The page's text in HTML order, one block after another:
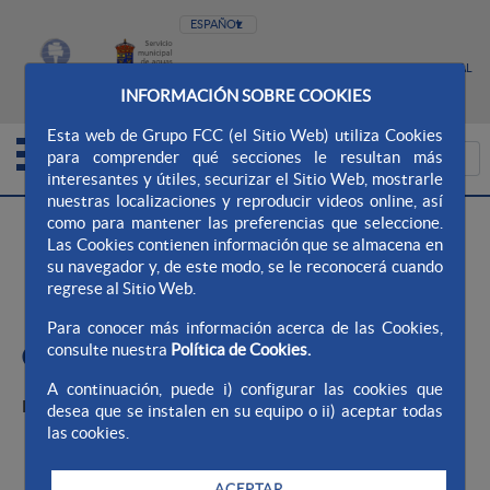
INFORMACIÓN SOBRE COOKIES
Esta web de Grupo FCC (el Sitio Web) utiliza Cookies
para comprender qué secciones le resultan más
interesantes y útiles, securizar el Sitio Web, mostrarle
nuestras localizaciones y reproducir videos online, así
como para mantener las preferencias que seleccione.
Las Cookies contienen información que se almacena en
su navegador y, de este modo, se le reconocerá cuando
regrese al Sitio Web.
Para conocer más información acerca de las Cookies,
consulte nuestra Política de Cookies.
A continuación, puede i) configurar las cookies que
desea que se instalen en su equipo o ii) aceptar todas
las cookies.
MAPA WEB WEB AQUALIA CONTACTO CANAL
ÉTICO
Aqualia Ayto. Cosma Narón > Gestiones Online >
Contadores
Contadores
CAMBIO DE CONTADOR
Particularidades